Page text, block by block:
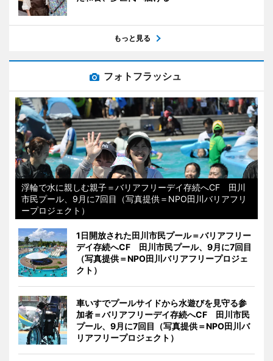
もっと見る
フォトフラッシュ
浮輪で水に親しむ親子＝バリアフリーデイ存続へCF 田川
市民プール、9月に7回目（写真提供＝NPO田川バリアフリ
ープロジェクト）
1日開放された田川市民プール＝バリアフリー
デイ存続へCF 田川市民プール、9月に7回目
（写真提供＝NPO田川バリアフリープロジェ
クト）
車いすでプールサイドから水遊びを見守る参
加者＝バリアフリーデイ存続へCF 田川市民
プール、9月に7回目（写真提供＝NPO田川バ
リアフリープロジェクト）